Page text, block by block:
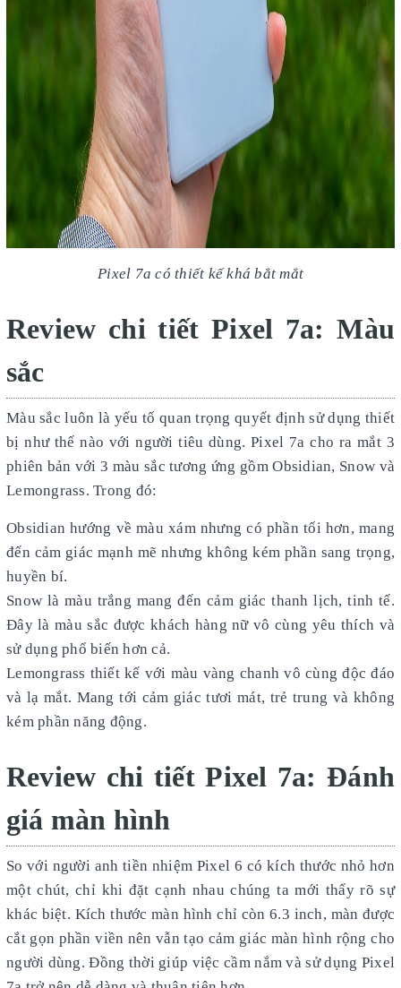
Pixel 7a có thiết kế khá bắt mắt
Review chi tiết Pixel 7a: Màu
sắc
Màu sắc luôn là yếu tố quan trọng quyết định sử dụng thiết
bị như thế nào với người tiêu dùng. Pixel 7a cho ra mắt 3
phiên bản với 3 màu sắc tương ứng gồm Obsidian, Snow và
Lemongrass. Trong đó:
Obsidian hướng về màu xám nhưng có phần tối hơn, mang
đến cảm giác mạnh mẽ nhưng không kém phần sang trọng,
huyền bí.
Snow là màu trắng mang đến cảm giác thanh lịch, tinh tế.
Đây là màu sắc được khách hàng nữ vô cùng yêu thích và
sử dụng phổ biến hơn cả.
Lemongrass thiết kế với màu vàng chanh vô cùng độc đáo
và lạ mắt. Mang tới cảm giác tươi mát, trẻ trung và không
kém phần năng động.
Review chi tiết Pixel 7a: Đánh
giá màn hình
So với người anh tiền nhiệm Pixel 6 có kích thước nhỏ hơn
một chút, chỉ khi đặt cạnh nhau chúng ta mới thấy rõ sự
khác biệt. Kích thước màn hình chỉ còn 6.3 inch, màn được
cắt gọn phần viền nên vẫn tạo cảm giác màn hình rộng cho
người dùng. Đồng thời giúp việc cầm nắm và sử dụng Pixel